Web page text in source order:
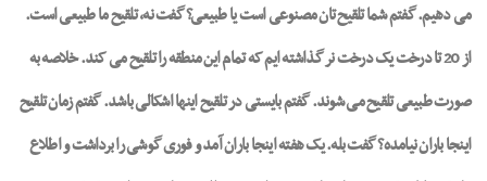
می دهیم. گفتم شما تلقیح تان مصنوعی است یا طبیعی؟ گفت نه، تلقیح ما طبیعی است.
از 20 تا درخت یک درخت نر گذاشته ایم که تمام این منطقه را تلقیح می کند. خلاصه به
صورت طبیعی تلقیح می شوند. گفتم بایستی در تلقیح اینها اشکالی باشد. گفتم زمان تلقیح
اینجا باران نیامده؟ گفت بله. یک هفته اینجا باران آمد و فوری گوشی را برداشت و اطلاع